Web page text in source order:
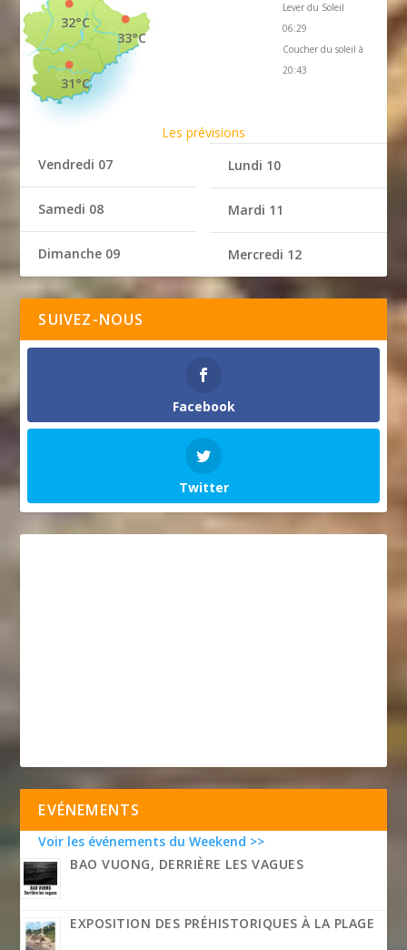
33°C
32°C
31°C
Lever du Soleil
06:29
Coucher du soleil à
20:43
Les prévisions
Vendredi 07
Samedi 08
Dimanche 09
Lundi 10
Mardi 11
Mercredi 12
SUIVEZ-NOUS
Facebook
Twitter
EVÉNEMENTS
Voir les événements du Weekend >>
BAO VUONG, DERRIÈRE LES VAGUES
EXPOSITION DES PRÉHISTORIQUES À LA PLAGE